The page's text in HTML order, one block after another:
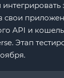
свои
API и
Этап